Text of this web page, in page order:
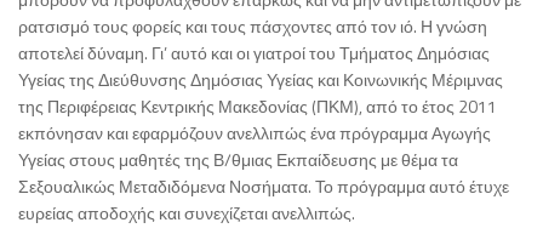
ρατσισμό τους φορείς και τους πάσχοντες από τον ιό. Η γνώση
αποτελεί δύναμη. Γι’ αυτό και οι γιατροί του Τμήματος Δημόσιας
Υγείας της Διεύθυνσης Δημόσιας Υγείας και Κοινωνικής Μέριμνας
της Περιφέρειας Κεντρικής Μακεδονίας (ΠΚΜ), από το έτος 2011
εκπόνησαν και εφαρμόζουν ανελλιπώς ένα πρόγραμμα Αγωγής
Υγείας στους μαθητές της Β/θμιας Εκπαίδευσης με θέμα τα
Σεξουαλικώς Μεταδιδόμενα Νοσήματα. Το πρόγραμμα αυτό έτυχε
ευρείας αποδοχής και συνεχίζεται ανελλιπώς.